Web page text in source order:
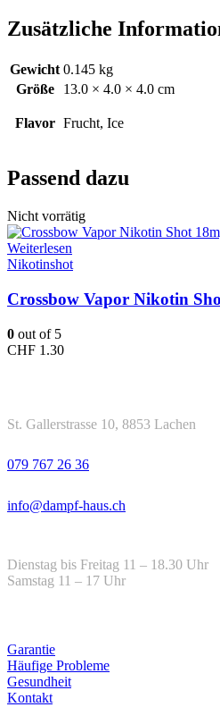
Zusätzliche
Gewicht 0.145 kg
Größe
13.0 × 4.0 × 4.0 cm
Flavor Frucht, Ice
Passend dazu
Nicht vorrätig
Weiterlesen
Nikotinshot
Crossbow Vapor Nikotin
0 out of 5
CHF 1.30
St. Gallerstrasse 10, 8853 Lachen
079 767 26 36
info@dampf-haus.ch
Dienstag bis Freitag 11 – 18.30 Uhr
Samstag 11 – 17 Uhr
Garantie
Häufige Probleme
Gesundheit
Kontakt